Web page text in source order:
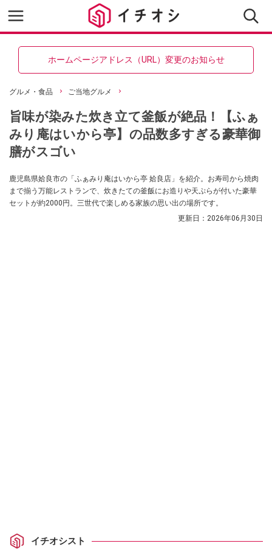
ホームページアドレス（URL）変更のお知らせ
グルメ・食品 ご当地グルメ
旨味が染みた炊き立て釜飯が絶品！【ふぁ
みり庵はいから亭】の品数多すぎる豪華御
膳がスゴい
鹿児島県姶良市の「ふぁみり庵はいから亭 姶良店」を紹介。お寿司から焼肉
まで揃う万能レストランで、炊きたての釜飯にお造りや天ぷらが付いた豪華
セットが約2000円。三世代で楽しめる家族の思い出の場所です。
更新日： 2026年06月30日
イチオシスト